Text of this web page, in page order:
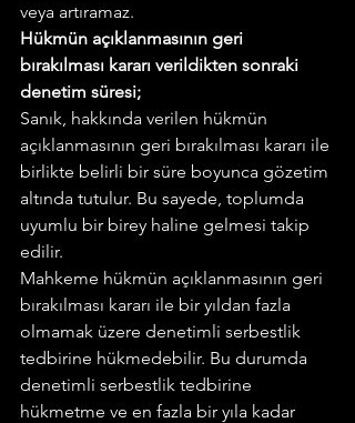
veya artıramaz.
Hükmün açıklanmasının geri
bırakılması kararı verildikten sonraki
denetim süresi;
Sanık, hakkında verilen hükmün
açıklanmasının geri bırakılması kararı ile
birlikte belirli bir süre boyunca gözetim
altında tutulur. Bu sayede, toplumda
uyumlu bir birey haline gelmesi takip
edilir.
Mahkeme hükmün açıklanmasının geri
bırakılması kararı ile bir yıldan fazla
olmamak üzere denetimli serbestlik
tedbirine hükmedebilir. Bu durumda
denetimli serbestlik tedbirine
hükmetme ve en fazla bir yıla kadar